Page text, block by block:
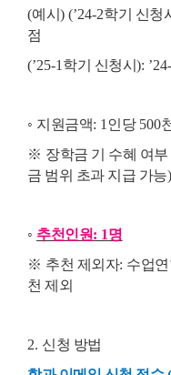
(예시) (’24-2학기 신청
점
(’25-1 학기 신청시):
◦ 지원금액: 1 인당 500
※ 장학금 기 수혜 여
금 범위 초과 지급 가능)
◦ 추천인원: 1명
※ 추천 제외자: 수업
천 제외
2. 신청 방법